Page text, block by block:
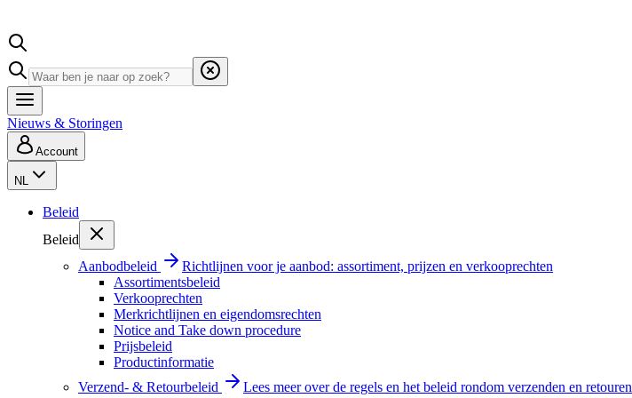
Nieuws & Storingen
Account
NL
Beleid
Beleid
Aanbodbeleid
Richtlijnen voor je aanbod: assortiment, prijzen en verkooprechten
Assortimentsbeleid
Verkooprechten
Merkrichtlijnen en eigendomsrechten
Notice and Take down procedure
Prijsbeleid
Productinformatie
Verzend- & Retourbeleid
Lees meer over de regels en het beleid rondom verzenden en retouren